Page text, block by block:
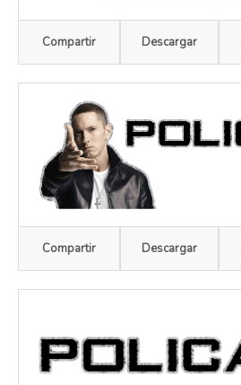
Compartir Descargar
Compartir Descargar